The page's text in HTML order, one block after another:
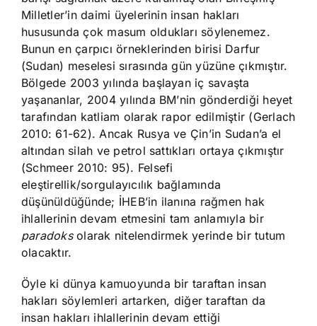
Milletler’in daimi üyelerinin insan hakları
hususunda çok masum oldukları söylenemez.
Bunun en çarpıcı örneklerinden birisi Darfur
(Sudan) meselesi sırasında gün yüzüne çıkmıştır.
Bölgede 2003 yılında başlayan iç savaşta
yaşananlar, 2004 yılında BM’nin gönderdiği heyet
tarafından katliam olarak rapor edilmiştir (Gerlach
2010: 61-62). Ancak Rusya ve Çin’in Sudan’a el
altından silah ve petrol sattıkları ortaya çıkmıştır
(Schmeer 2010: 95). Felsefi
eleştirellik/sorgulayıcılık bağlamında
düşünüldüğünde; İHEB’in ilanına rağmen hak
ihlallerinin devam etmesini tam anlamıyla bir
paradoksolarak nitelendirmek yerinde bir tutum
olacaktır.
Öyle ki dünya kamuoyunda bir taraftan insan
hakları söylemleri artarken, diğer taraftan da
insan hakları ihlallerinin devam ettiği